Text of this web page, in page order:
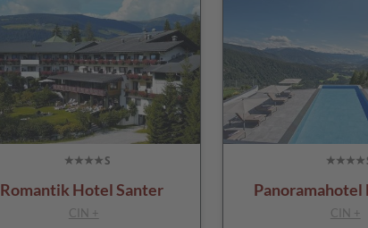
Romantik Hotel Santer
CIN + CIN +